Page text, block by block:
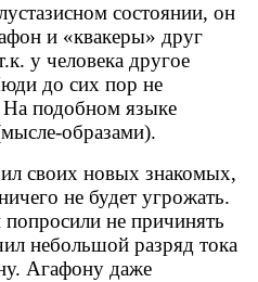
состоянии, он
и «квакеры» друг
у человека другое
до сих пор не
На подобном языке
образами).
своих новых знакомых,
не будет угрожать.
не причинять
небольшой разряд тока
Агафону даже